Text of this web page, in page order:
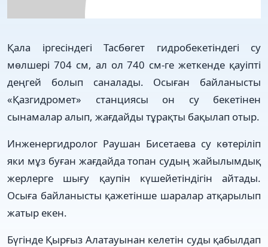
Қала іргесіндегі Тасбөгет гидробекетіндегі су
мөлшері 704 см, ал ол 740 см-ге жеткенде қауіпті
деңгей болып саналады. Осыған байланысты
«Қазгидромет» станциясы он су бекетінен
сынамалар алып, жағдайды тұрақты бақылап отыр.
Инженергидролог Раушан Бисетаева су көтеріліп
яки мұз буған жағдайда топан судың жайылымдық
жерлерге шығу қаупін күшейетіндігін айтады.
Осыға байланысты қажетінше шаралар атқарылып
жатыр екен.
Бүгінде Қырғыз Алатауынан келетін суды қабылдап